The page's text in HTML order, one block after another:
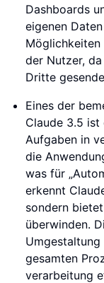
Dashboards
eigenen
der Nutzer,
Dritte
Eines der
Claude 3.5 ist
Aufgaben in
die
was für
erkennt
sondern
überwinden.
Umgestaltung
gesamten
verarbeitung